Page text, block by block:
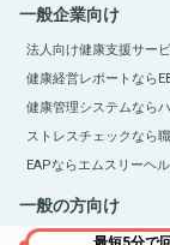
一般企業向け
法人向け健康支援サー
健康経営レポートなら
健康管理システムなら
ストレスチェックなら
EAPならエムスリーヘ
一般の方向け
医療総合サイトQLife（